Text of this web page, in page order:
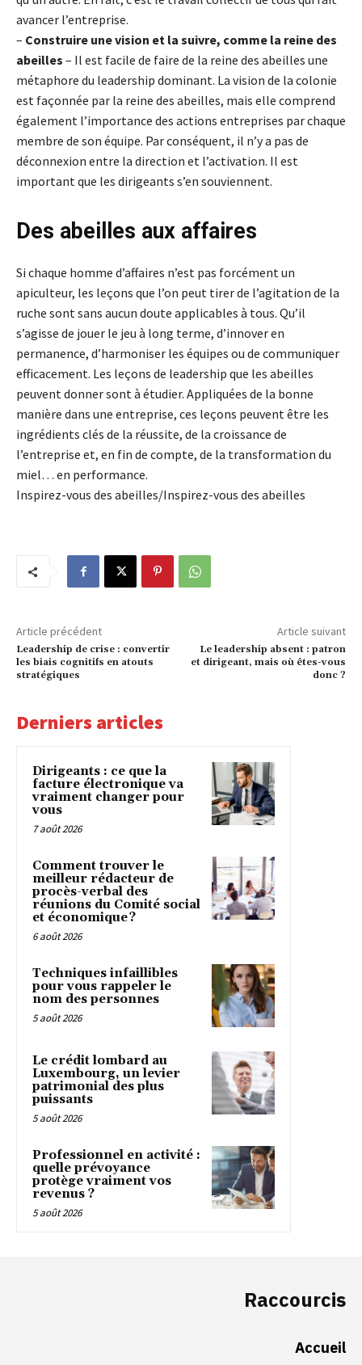
avancer l’entreprise.
– Construire une vision et la suivre, comme la reine des
abeilles – Il est facile de faire de la reine des abeilles une
métaphore du leadership dominant. La vision de la colonie
est façonnée par la reine des abeilles, mais elle comprend
également l’importance des actions entreprises par chaque
membre de son équipe. Par conséquent, il n’y a pas de
déconnexion entre la direction et l’activation. Il est
important que les dirigeants s’en souviennent.
Des abeilles aux affaires
Si chaque homme d’affaires n’est pas forcément un
apiculteur, les leçons que l’on peut tirer de l’agitation de la
ruche sont sans aucun doute applicables à tous. Qu’il
s’agisse de jouer le jeu à long terme, d’innover en
permanence, d’harmoniser les équipes ou de communiquer
efficacement. Les leçons de leadership que les abeilles
peuvent donner sont à étudier. Appliquées de la bonne
manière dans une entreprise, ces leçons peuvent être les
ingrédients clés de la réussite, de la croissance de
l’entreprise et, en fin de compte, de la transformation du
miel… en performance.
Inspirez-vous des abeilles/Inspirez-vous des abeilles
Article précédent
Leadership de crise : convertir
les biais cognitifs en atouts
stratégiques
Article suivant
Le leadership absent : patron
et dirigeant, mais où êtes-vous
donc ?
Derniers articles
Dirigeants : ce que la
facture électronique va
vraiment changer pour
vous
7 août 2026
Comment trouver le
meilleur rédacteur de
procès-verbal des
réunions du Comité social
et économique ?
6 août 2026
Techniques infaillibles
pour vous rappeler le
nom des personnes
5 août 2026
Le crédit lombard au
Luxembourg, un levier
patrimonial des plus
puissants
5 août 2026
Professionnel en activité :
quelle prévoyance
protège vraiment vos
revenus ?
5 août 2026
Raccourcis
Accueil